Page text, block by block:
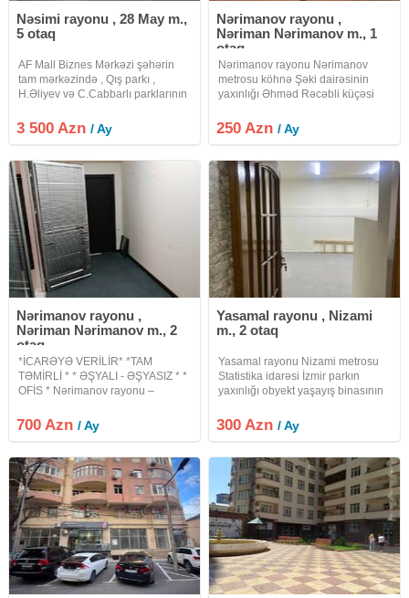
Nəsimi rayonu , 28 May m.,
5 otaq
AF Mall Biznes Mərkəzi şəhərin
tam mərkəzində , Qış parkı ,
H.Əliyev və C.Cabbarlı parklarının
stansiyasının yaxınlığında yerləşir.
Biznes mərkəz müasir memarlıq
3 500 Azn/ Ay
Nərimanov rayonu ,
Nəriman Nərimanov m., 1
otaq
Nərimanov rayonu Nərimanov
metrosu köhnə Şəki dairəsinin
yaxınlığı Əhməd Rəcəbli küçəsi
yerləşir.lift var. Mərkəzi isitmə və
mərkəzi soyutma sistemi vardır hər
250 Azn/ Ay
Nərimanov rayonu ,
Nəriman Nərimanov m., 2
otaq
*İCARƏYƏ VERİLİR* *TAM
TƏMİRLİ * * ƏŞYALI - ƏŞYASIZ * *
OFİS * Nərimanov rayonu –
ofislər | 45 m² Premium Biznes
Mərkəzi Mərkəzləşdirilmiş istilik və
700 Azn/ Ay
Yasamal rayonu , Nizami
m., 2 otaq
Yasamal rayonu Nizami metrosu
Statistika idarəsi İzmir parkın
yaxınlığı obyekt yaşayış binasının
s. profillərər verilir.qarşısında
parkovka yeri vardır. 40 kv 300 azn
300 Azn/ Ay